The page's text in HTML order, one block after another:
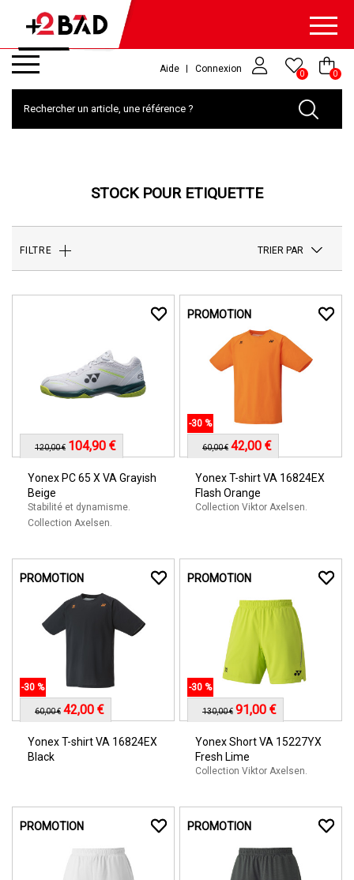
Aide Connexion 0 0
STOCK POUR ETIQUETTE
FILTRE TRIER PAR
Yonex PC 65 X VA Grayish
Beige
Stabilité et dynamisme.
Collection Axelsen.
120,00 € 104,90 €
PROMOTION
Yonex T-shirt VA 16824EX
Flash Orange
Collection Viktor Axelsen.
-30 %
60,00 € 42,00 €
PROMOTION
Yonex T-shirt VA 16824EX
Black
-30 %
60,00 € 42,00 €
PROMOTION
Yonex Short VA 15227YX
Fresh Lime
Collection Viktor Axelsen.
-30 %
130,00 € 91,00 €
PROMOTION PROMOTION